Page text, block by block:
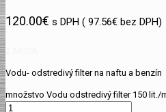
120.00€ s DPH ( 97.56€ bez DPH)
Vodu- odstredivý filter na naftu a benzín
množstvo Vodu odstredivý filter 150 lit./